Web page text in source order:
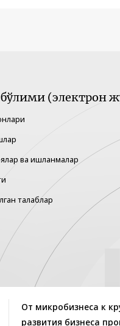
От микробизнеса к
развития бизнеса
(электрон
ва ишланмалар
талаблар